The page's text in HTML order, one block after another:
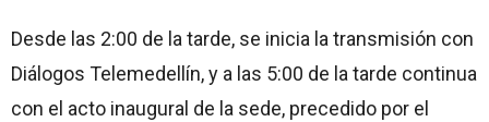
Desde las 2:00 de la tarde, se inicia la transmisión con
Diálogos Telemedellín, y a las 5:00 de la tarde continua
con el acto inaugural de la sede, precedido por el